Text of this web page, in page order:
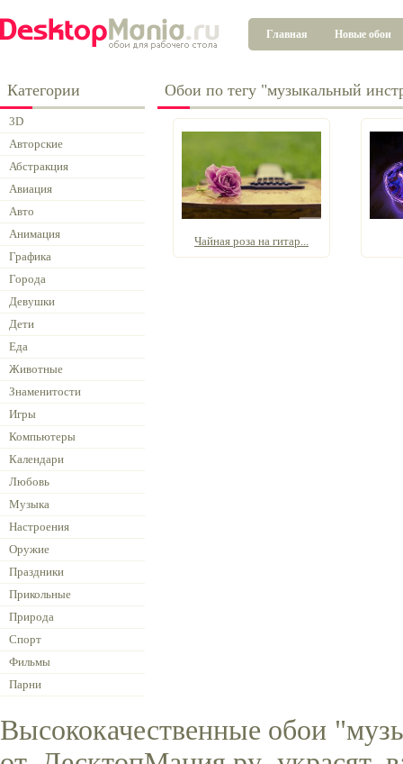
Главная Новые обои
Категории
3D
Авторские
Абстракция
Авиация
Авто
Анимация
Графика
Города
Девушки
Дети
Еда
Животные
Знаменитости
Игры
Компьютеры
Календари
Любовь
Музыка
Настроения
Оружие
Праздники
Прикольные
Природа
Спорт
Фильмы
Парни
Обои по тегу "музыкальный
Чайная роза на гитар...
Высококачественные обои